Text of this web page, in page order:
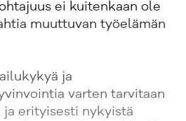
ei kuitenkaan ole
muuttuvan työelämän
ja
varten tarvitaan
ja erityisesti nykyistä